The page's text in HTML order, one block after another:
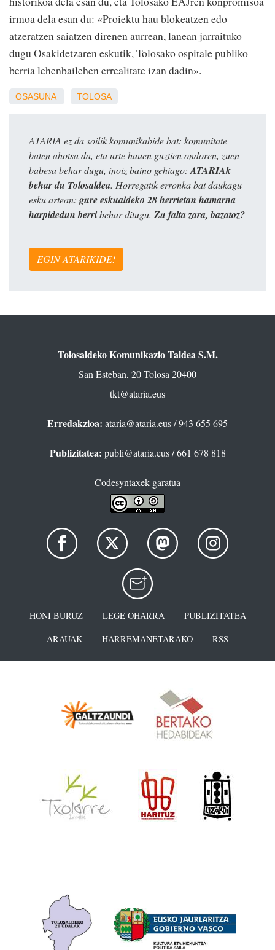
irmoa dela esan du: «Proiektu hau blokeatzen edo
atzeratzen saiatzen direnen aurrean, lanean jarraituko
dugu Osakidetzaren eskutik, Tolosako ospitale publiko
berria lehenbailehen errealitate izan dadin».
OSASUNA TOLOSA
ATARIA ez da soilik komunikabide bat: komunitate
baten ahotsa da, eta urte hauen guztien ondoren, zuen
babesa behar dugu, inoiz baino gehiago:ATARIAk
behar du Tolosaldea. Horregatik erronka bat daukagu
esku artean: gure eskualdeko 28 herrietan hamarna
harpidedun berribehar ditugu. Zu falta zara, bazatoz?
EGIN ATARIKIDE!
Tolosaldeko Komunikazio Taldea S.M.
San Esteban, 20 Tolosa 20400
tkt@ataria.eus
Erredakzioa: ataria@ataria.eus/ 943 655 695
Publizitatea: publi@ataria.eus/ 661 678 818
Codesyntaxek garatua
HONI BURUZ LEGE OHARRA
PUBLIZITATEA
ARAUAK
HARREMANETARAKO RSS